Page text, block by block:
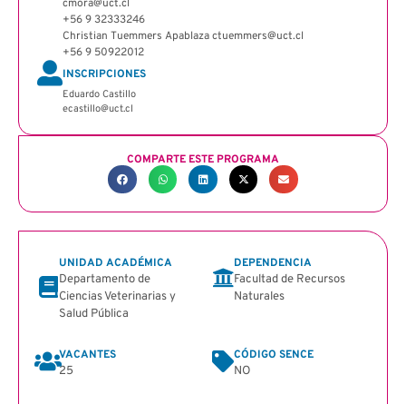
cmora@uct.cl
+56 9 32333246
Christian Tuemmers Apablaza ctuemmers@uct.cl
+56 9 50922012
INSCRIPCIONES
Eduardo Castillo
ecastillo@uct.cl
COMPARTE ESTE PROGRAMA
UNIDAD ACADÉMICA
Departamento de
Ciencias Veterinarias y
Salud Pública
DEPENDENCIA
Facultad de Recursos
Naturales
VACANTES
25
CÓDIGO SENCE
NO